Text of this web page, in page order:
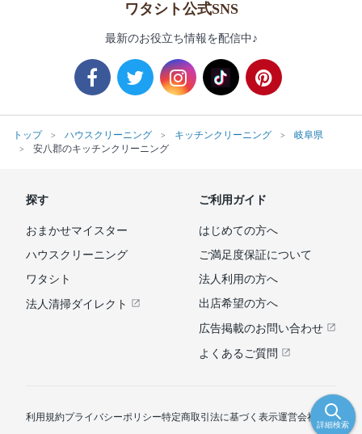
ワタシト公式SNS
最新のお役立ち情報を配信中♪
トップ ハウスクリーニング キッチンクリーニング
岐阜県
安八郡のキッチンクリーニング
詳細検索
探す
おまかせマイスター
ハウスクリーニング
ワタシト
法人清掃ダイレクト
ご利用ガイド
はじめての方へ
ご満足度保証について
法人利用の方へ
出店希望の方へ
広告掲載のお問い合わせ
よくあるご質問
利用規約プライバシーポリシー特定商取引法に基づく表示運営会社